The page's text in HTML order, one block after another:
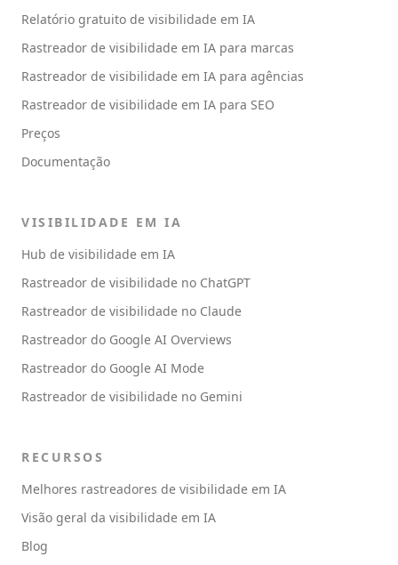
Relatório gratuito de visibilidade em IA
Rastreador de visibilidade em IA para marcas
Rastreador de visibilidade em IA para agências
Rastreador de visibilidade em IA para SEO
Preços
Documentação
VISIBILIDADE EM IA
Hub de visibilidade em IA
Rastreador de visibilidade no ChatGPT
Rastreador de visibilidade no Claude
Rastreador do Google AI Overviews
Rastreador do Google AI Mode
Rastreador de visibilidade no Gemini
RECURSOS
Melhores rastreadores de visibilidade em IA
Visão geral da visibilidade em IA
Blog